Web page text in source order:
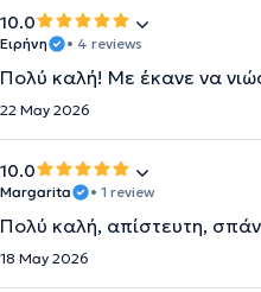
10.0
Ειρήνη • 4 reviews
Πολύ καλή! Με έκανε να
22 May 2026
10.0
Margarita • 1 review
Πολύ καλή, απίστευτη,
18 May 2026